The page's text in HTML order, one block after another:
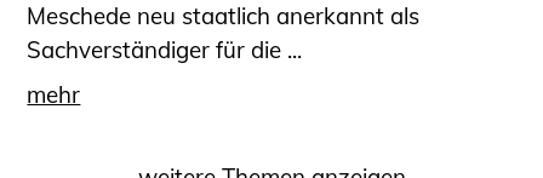
Meschede neu staatlich anerkannt als
Sachverständiger für die ...
mehr